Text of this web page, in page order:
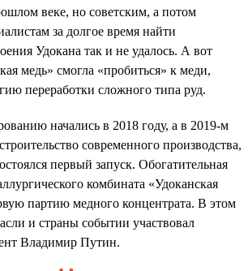
веке, но советским, а потом
за долгое время найти
Удокана так и не удалось. А вот
медь» смогла «пробиться» к меди,
переработки сложного типа руд.
начались в 2018 году, а в 2019-м
современного производства,
первый запуск. Обогатительная
комбината «Удоканская
партию медного концентрата. В этом
и страны событии участвовал
Владимир Путин.